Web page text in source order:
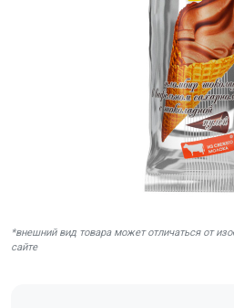
*внешний вид товара может отличаться от
сайте